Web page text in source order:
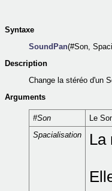
Syntaxe
SoundPan(#Son,
Description
Change la stéréo d'un
Arguments
#Son
Le
Spacialisation
La